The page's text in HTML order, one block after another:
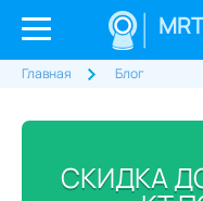
Главная Блог
СКИДКА